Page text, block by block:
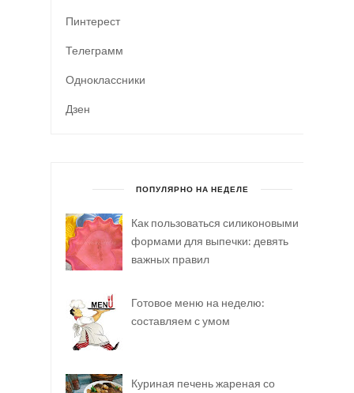
Пинтерест
Телеграмм
Одноклассники
Дзен
ПОПУЛЯРНО НА НЕДЕЛЕ
Как пользоваться силиконовыми
формами для выпечки: девять
важных правил
Готовое меню на неделю:
составляем с умом
Куриная печень жареная со